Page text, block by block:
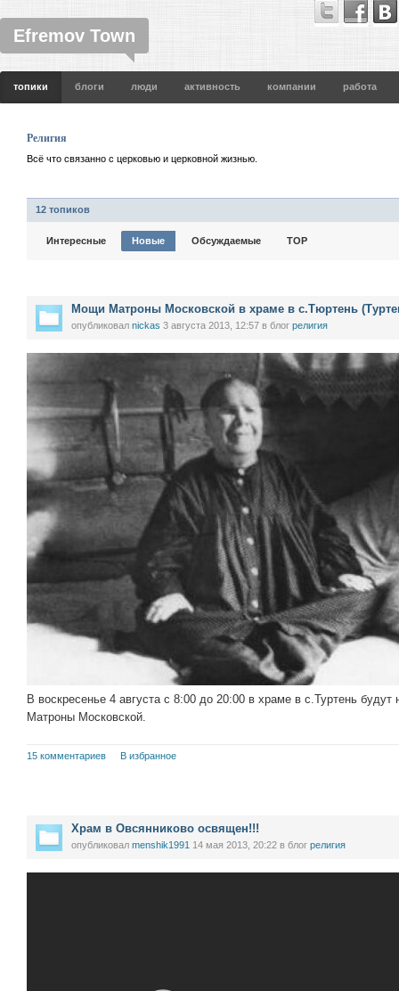
Efremov Town
топики блоги люди активность компании работа
Религия
Всё что связанно с церковью и церковной жизнью.
12 топиков
Интересные Новые Обсуждаемые TOP
Мощи Матроны Московской в храме в с.Тюртень
опубликовал nickas 3 августа 2013, 12:57 в блог религия
В воскресенье 4 августа с 8:00 до 20:00 в храме в с.Туртень
Матроны Московской.
15 комментариев В избранное
Храм в Овсянниково освящен!!!
опубликовал menshik1991 14 мая 2013, 20:22 в блог религия